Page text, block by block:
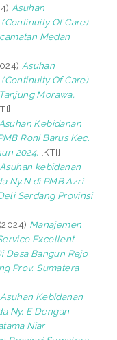
Asuhan
Of Care)
Medan
Asuhan
Of Care)
Morawa,
Kebidanan
Roni Barus Kec.
2024. [KTI]
Asuhan kebidanan
Ny.N di PMB Azri
Serdang Provinsi
(2024) Manajemen
Excellent
Desa Bangun Rejo
Prov. Sumatera
Asuhan Kebidanan
Ny. E Dengan
Niar